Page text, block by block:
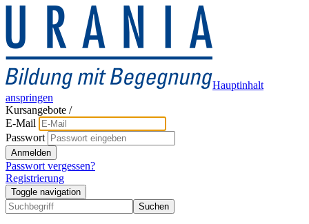
Hauptinhalt
anspringen
Kursangebote /
E-Mail
Passwort
Anmelden
Passwort vergessen?
Registrierung
Toggle navigation
Suchen